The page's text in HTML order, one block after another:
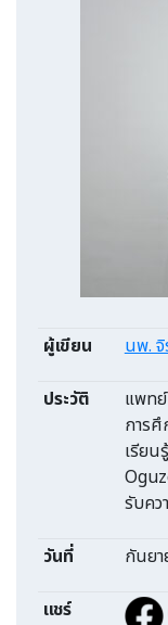
ผู้เขียน นพ. จิ
ประวัติ
แพท
การ
เรีย
รับคว
วันที่ กันย
แชร์